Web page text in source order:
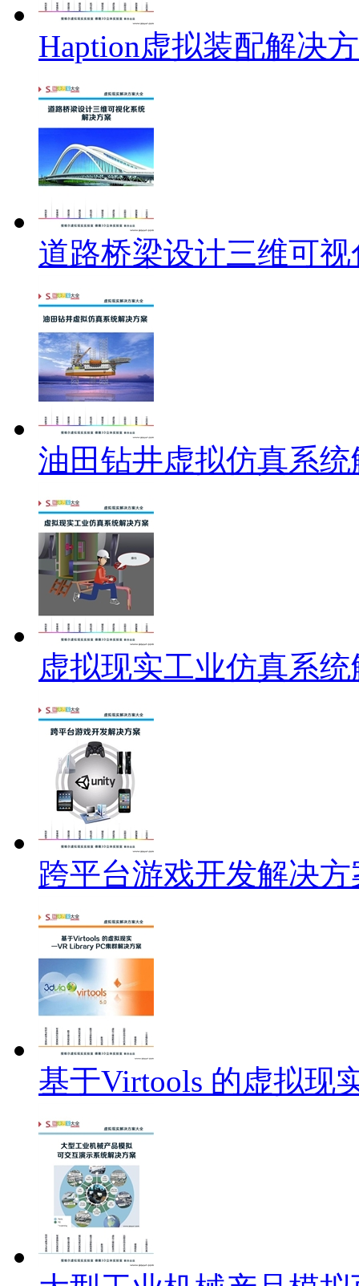
Haption虚拟装配解决
道路桥梁设计三维可
油田钻井虚拟仿真系
虚拟现实工业仿真系
跨平台游戏开发解
基于Virtools 的虚拟